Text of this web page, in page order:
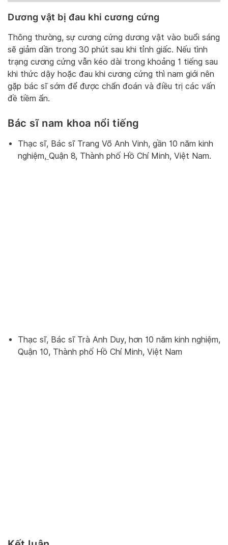
Dương vật bị đau khi cương cứng
Thông thường, sự cương cứng dương vật vào buổi sáng
sẽ giảm dần trong 30 phút sau khi tỉnh giấc. Nếu tình
trạng cương cứng vẫn kéo dài trong khoảng 1 tiếng sau
khi thức dậy hoặc đau khi cương cứng thì nam giới nên
gặp bác sĩ sớm để được chẩn đoán và điều trị các vấn
đề tiềm ẩn.
Bác sĩ nam khoa nổi tiếng
Thạc sĩ, Bác sĩ Trang Võ Anh Vinh, gần 10 năm kinh
nghiệm, Quận 8, Thành phố Hồ Chí Minh, Việt Nam.
Thạc sĩ, Bác sĩ Trà Anh Duy, hơn 10 năm kinh nghiệm,
Quận 10, Thành phố Hồ Chí Minh, Việt Nam